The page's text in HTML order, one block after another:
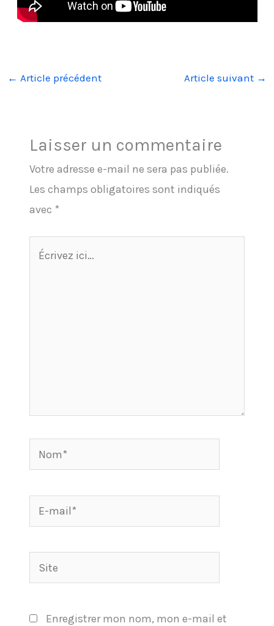
← Article précédent Article suivant →
Laisser un commentaire
Votre adresse e-mail ne sera pas publiée.
Les champs obligatoires sont indiqués
avec *
Écrivez
Nom*
E-
mail*
Site
Enregistrer mon nom, mon e-mail et